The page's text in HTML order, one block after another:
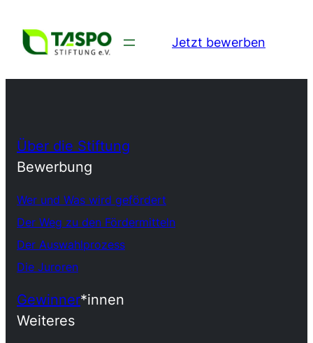
Jetzt bewerben
Über die Stiftung
Bewerbung
Wer und Was wird gefördert
Der Weg zu den Fördermitteln
Der Auswahlprozess
Die Juroren
Gewinner*innen
Weiteres